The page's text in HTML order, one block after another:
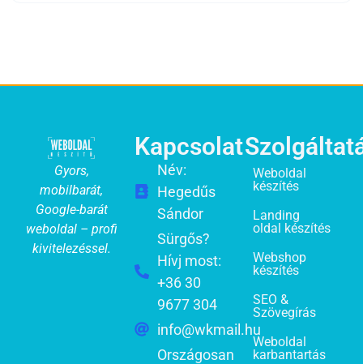
Gyors,
mobilbarát,
Google-barát
weboldal – profi
kivitelezéssel.
Kapcsolat
Név:
Hegedűs
Sándor
Sürgős?
Hívj most:
+36 30
9677 304
info@wkmail.hu
Országosan
Weboldal
készítés
Landing
oldal készítés
Webshop
készítés
SEO &
Szövegírás
Weboldal
karbantartás